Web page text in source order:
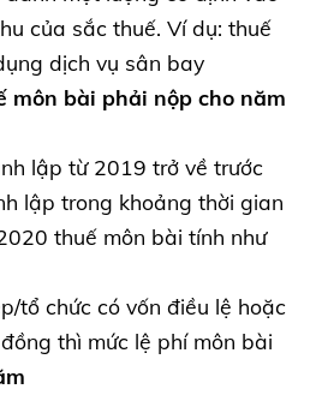
của sắc thuế. Ví dụ: thuế
dịch vụ sân bay
môn bài phải nộp cho năm
lập từ 2019 trở về trước
lập trong khoảng thời gian
thuế môn bài tính như
tổ chức có vốn điều lệ hoặc
thì mức lệ phí môn bài